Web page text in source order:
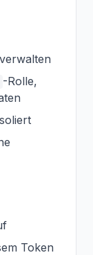
-Rolle,
Token